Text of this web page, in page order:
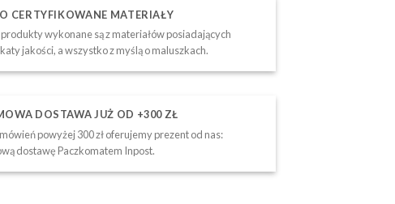
CERTYFIKOWANE MATERIAŁY
wykonane są z materiałów posiadających
jakości, a wszystko z myślą o maluszkach.
DOSTAWA JUŻ OD +300 ZŁ
powyżej 300 zł oferujemy prezent od nas:
dostawę Paczkomatem Inpost.